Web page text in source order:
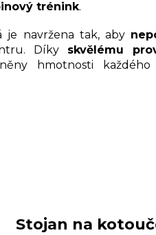
trénink.
je navržena tak, aby
Díky skvělému
hmotnosti každého
Stojan na